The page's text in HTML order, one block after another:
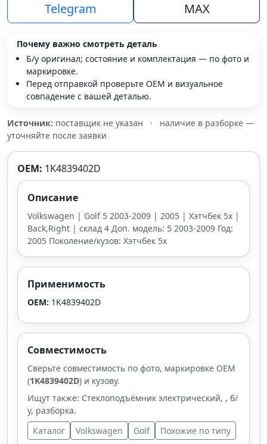
Telegram
MAX
Почему важно смотреть деталь
Б/у оригинал; состояние и комплектация — по фото и
маркировке.
Перед отправкой проверьте OEM и визуальное
совпадение с вашей деталью.
Источник: поставщик не указан ·
наличие в разборке —
уточняйте после заявки
OEM: 1K4839402D
Описание
Volkswagen | Golf 5 2003-2009 | 2005 | Хэтчбек 5х |
Back,Right | склад 4 Доп. модель: 5 2003-2009 Год:
2005 Поколение/кузов: Хэтчбек 5х
Применимость
OEM: 1K4839402D
Совместимость
Сверьте совместимость по фото, маркировке OEM
(1K4839402D) и кузову.
Ищут также: Стеклоподъёмник электрический, , б/
у, разборка.
Каталог
Volkswagen Golf Похожие по типу